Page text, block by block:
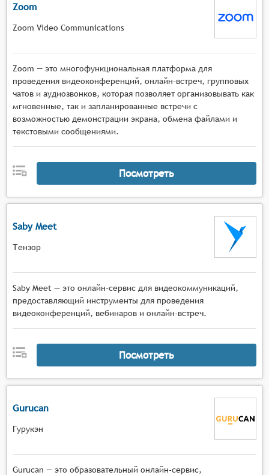
Zoom
Zoom Video Communications
Zoom — это многофункциональная платформа для
проведения видеоконференций, онлайн-встреч, групповых
чатов и аудиозвонков, которая позволяет организовывать как
мгновенные, так и запланированные встречи с
возможностью демонстрации экрана, обмена файлами и
текстовыми сообщениями.
Посмотреть
Saby Meet
Тензор
Saby Meet — это онлайн-сервис для видеокоммуникаций,
предоставляющий инструменты для проведения
видеоконференций, вебинаров и онлайн-встреч.
Посмотреть
Gurucan
Гурукэн
Gurucan — это образовательный онлайн-сервис,